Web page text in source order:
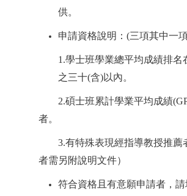
供。
申請資格說明：(三項其中一
1.學士班學業總平均成績排名
之三十(含)以內。
2.碩士班累計學業平均成績
者。
3.有特殊表現經指導教授推薦
者需另附說明文件）
符合資格且有意願申請者， 請